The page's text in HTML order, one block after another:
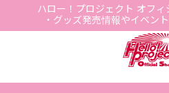
ハロー！プロジェクト オフ
・グッズ発売情報やイベン